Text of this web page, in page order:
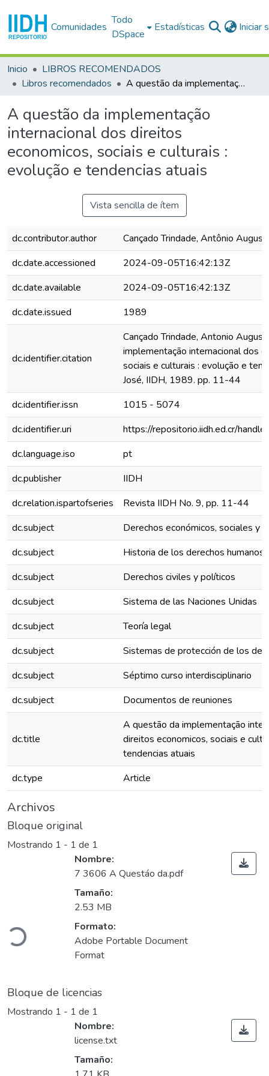
Comunidades
Todo
DSpace
Estadísticas Iniciar
Inicio
LIBROS RECOMENDADOS
Libros recomendados
A questão da implementação internacional dos direitos economicos, sociais e culturais : evolução e tendencias atuais
A questão da implementação
internacional dos direitos
economicos, sociais e culturais :
evolução e tendencias atuais
Vista sencilla de ítem
dc.contributor.author
Cançado Trindade, Antônio
dc.date.accessioned
2024-09-05T16:42:13Z
dc.date.available
2024-09-05T16:42:13Z
dc.date.issued
1989
dc.identifier.citation
Cançado Trindade, Antonio
implementação internacional dos
sociais e culturais : evolução e
José, IIDH, 1989. pp. 11-44
dc.identifier.issn
1015 - 5074
dc.identifier.uri
https://repositorio.iidh.ed.cr/
dc.language.iso
pt
dc.publisher
IIDH
dc.relation.ispartofseries
Revista IIDH No. 9, pp. 11-44
dc.subject
Derechos económicos, sociales y
dc.subject
Historia de los derechos humanos
dc.subject
Derechos civiles y políticos
dc.subject
Sistema de las Naciones Unidas
dc.subject
Teoría legal
dc.subject
Sistemas de protección de los
dc.subject
Séptimo curso interdisciplinario
dc.subject
Documentos de reuniones
dc.title
A questão da implementação
direitos economicos, sociais e
tendencias atuais
dc.type
Article
Archivos
Bloque original
Mostrando 1 - 1 de 1
Nombre:
7 3606 A Questáo da.pdf
Tamaño:
2.53 MB
Formato:
Adobe Portable Document
Format
Bloque de licencias
Mostrando 1 - 1 de 1
Nombre:
license.txt
Tamaño: